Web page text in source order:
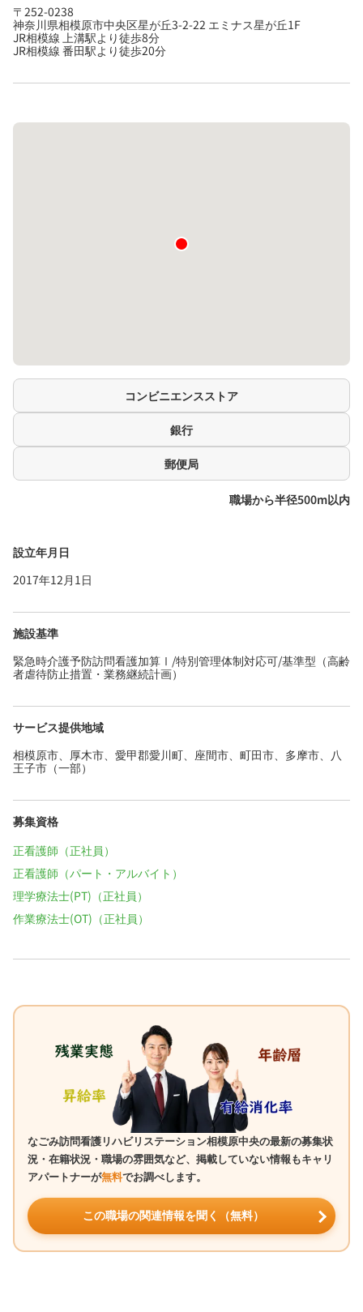
〒252-0238
神奈川県相模原市中央区星が丘3-2-22 エミナス星が丘1F
JR相模線 上溝駅より徒歩8分
JR相模線 番田駅より徒歩20分
コンビニエンスストア
銀行
郵便局
職場から半径500m以内
設立年月日
2017年12月1日
施設基準
緊急時介護予防訪問看護加算Ⅰ/特別管理体制対応可/基準型（高齢
者虐待防止措置・業務継続計画）
サービス提供地域
相模原市、厚木市、愛甲郡愛川町、座間市、町田市、多摩市、八
王子市（一部）
募集資格
正看護師（正社員）
正看護師（パート・アルバイト）
理学療法士(PT)（正社員）
作業療法士(OT)（正社員）
なごみ訪問看護リハビリステーション相模原中央の最新の募集状
況・在籍状況・職場の雰囲気など、掲載していない情報もキャリ
アパートナーが無料でお調べします。
この職場の関連情報を聞く（無料）